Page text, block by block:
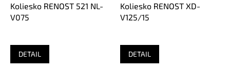
Koliesko RENOST 521 NL-
V075
DETAIL
Koliesko RENOST XD-
V125/15
DETAIL